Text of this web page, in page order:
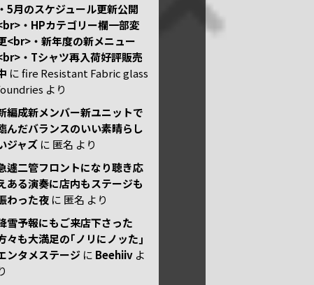
・5月のスケジュール更新公開
・HPカテゴリー欄一部変
<br>・新年度の新メニュー
・Tシャツ再入荷好評販売
にfire Resistant Fabric glass
より
編成新メンバー新ユニットで
んだバランスのいい素晴らし
ジャズ に 匿名 より
遽二管フロントになり聴き応
ある演奏に店内もステージも
わった夜 に 匿名 より
雪予報にもご来店下さった
々も大満足の｢ノリにノッた｣
ンタメステージ に Beehiiv よ